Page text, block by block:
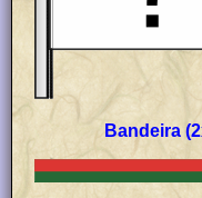
Bandeira